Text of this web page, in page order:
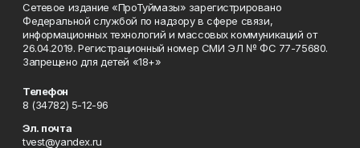
Сетевое издание «ПроТуймазы» зарегистрировано
Федеральной службой по надзору в сфере связи,
информационных технологий и массовых коммуникаций от
26.04.2019. Регистрационный номер СМИ ЭЛ № ФС 77-75680.
Запрещено для детей «18+»
Телефон
8 (34782) 5-12-96
Эл. почта
tvest@yandex.ru